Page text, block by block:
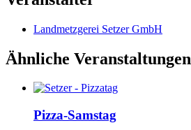
Landmetzgerei Setzer GmbH
Ähnliche Veranstaltungen
Pizza-Samstag